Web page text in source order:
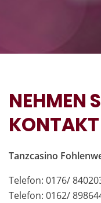
NEHMEN
Tanzcasino
Telefon: 0176/
Telefon: 0162/